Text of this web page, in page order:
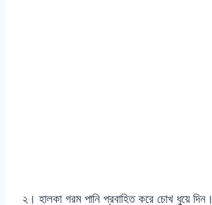
২। হালকা গরম পানি প্রবাহিত করে চোখ ধুয়ে দিন।